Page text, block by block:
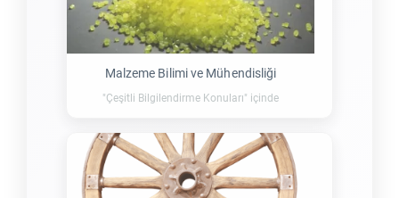
Malzeme Bilimi ve Mühendisliği
"Çeşitli Bilgilendirme Konuları" içinde